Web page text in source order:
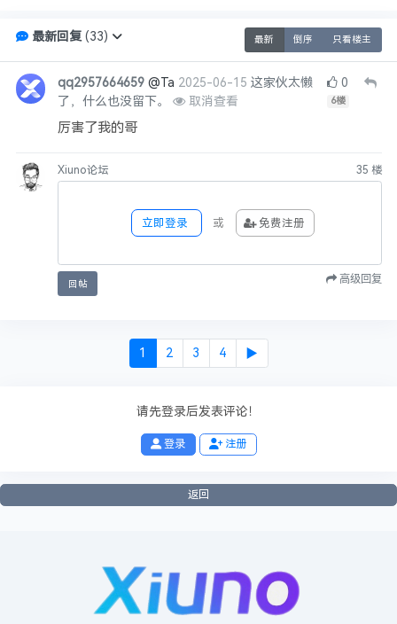
行删除处理。
3、不得发布和链接任何有关政治, 色情, 宗教, 迷信.低俗、变态、血
腥、暴力以及危害国家安全.诋毁政府形象等违法言论和信息的帖子.
4、本帖图片及内容纯属发布用户个人意见，与本站无关！
4，本帖如为原创资源/教程分享帖，则本站与发布用户共同享有内容
6，本站管理有权在不经发布者同意的情况下，根据版规及相关法律
7，如无特别说明，任何个人或者组织不得转载本帖内容！任何个人
或团体不得将本站资源用于非法用途！
收藏 1 投币
──── 已有0人觉得很赞────
最新回复( 33) 最新 倒序 只看楼主
qq2957664659 @Ta 2025-06-15 这家伙太懒
了，什么也没留下。
取消查看
0
6楼
厉害了我的哥
Xiuno论坛 35 楼
立即登录 或 免费注册
回帖 高级回复
1 2 3 4 ▶
请先登录后发表评论！
登录 注册
返回